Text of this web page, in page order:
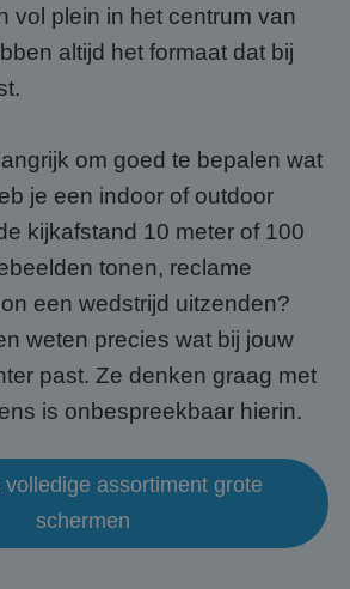
vol plein in het centrum van
altijd het formaat dat bij
om goed te bepalen wat
je een indoor of outdoor
kijkafstand 10 meter of 100
tonen, reclame
een wedstrijd uitzenden?
weten precies wat bij jouw
past. Ze denken graag met
is onbespreekbaar hierin.
volledige assortiment grote
schermen